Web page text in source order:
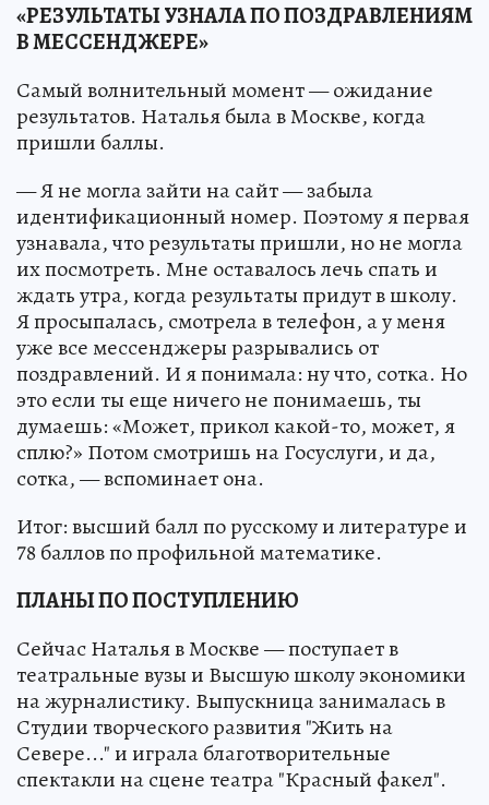
«РЕЗУЛЬТАТЫ УЗНАЛА ПО ПОЗДРАВЛЕНИЯМ
В МЕССЕНДЖЕРЕ»
Самый волнительный момент — ожидание
результатов. Наталья была в Москве, когда
пришли баллы.
— Я не могла зайти на сайт — забыла
идентификационный номер. Поэтому я первая
узнавала, что результаты пришли, но не могла
их посмотреть. Мне оставалось лечь спать и
ждать утра, когда результаты придут в школу.
Я просыпалась, смотрела в телефон, а у меня
уже все мессенджеры разрывались от
поздравлений. И я понимала: ну что, сотка. Но
это если ты еще ничего не понимаешь, ты
думаешь: «Может, прикол какой-то, может, я
сплю?» Потом смотришь на Госуслуги, и да,
сотка, — вспоминает она.
Итог: высший балл по русскому и литературе и
78 баллов по профильной математике.
ПЛАНЫ ПО ПОСТУПЛЕНИЮ
Сейчас Наталья в Москве — поступает в
театральные вузы и Высшую школу экономики
на журналистику. Выпускница занималась в
Студии творческого развития "Жить на
Севере..." и играла благотворительные
спектакли на сцене театра "Красный факел".